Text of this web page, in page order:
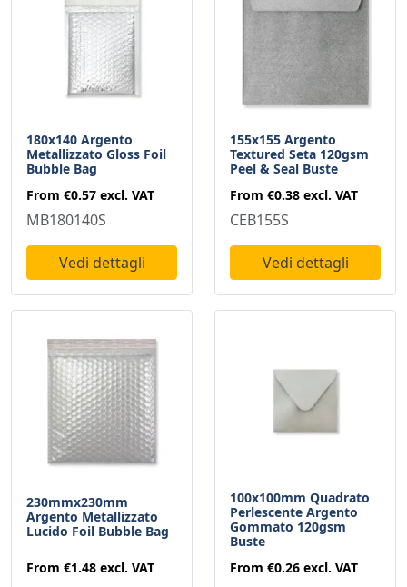
180x140 Argento
Metallizzato Gloss Foil
Bubble Bag
From €0.57 excl. VAT
MB180140S
Vedi dettagli
155x155 Argento
Textured Seta 120gsm
Peel & Seal Buste
From €0.38 excl. VAT
CEB155S
Vedi dettagli
230mmx230mm
Argento Metallizzato
Lucido Foil Bubble Bag
From €1.48 excl. VAT
100x100mm Quadrato
Perlescente Argento
Gommato 120gsm
Buste
From €0.26 excl. VAT